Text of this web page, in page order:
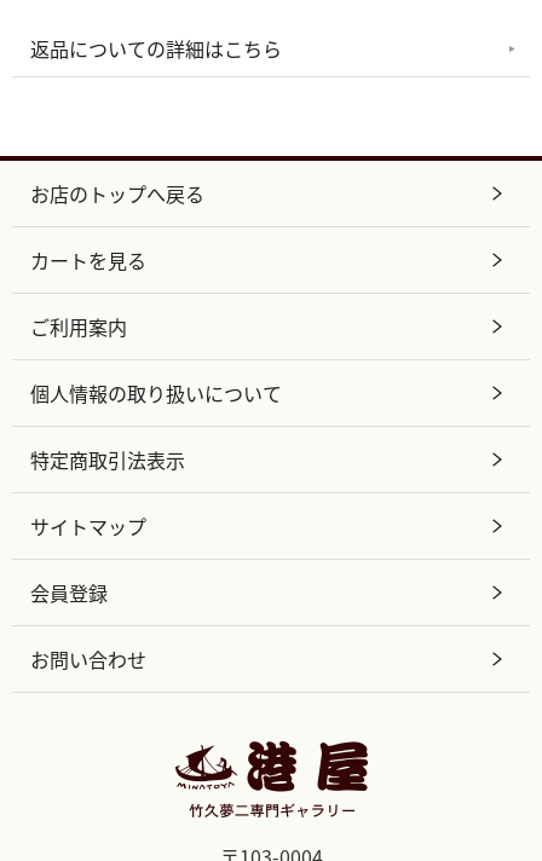
返品についての詳細はこちら
お店のトップへ戻る
カートを見る
ご利用案内
個人情報の取り扱いについて
特定商取引法表示
サイトマップ
会員登録
お問い合わせ